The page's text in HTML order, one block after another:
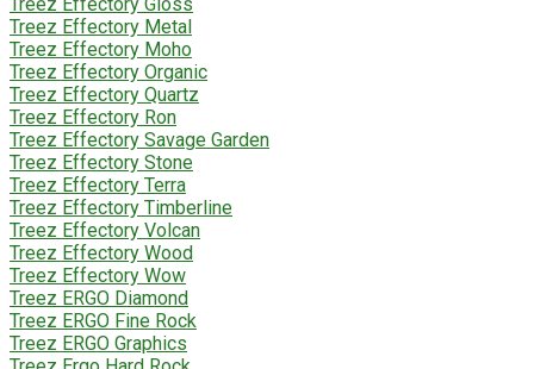
Treez Effectory Metal
Treez Effectory Moho
Treez Effectory Organic
Treez Effectory Quartz
Treez Effectory Ron
Treez Effectory Savage Garden
Treez Effectory Stone
Treez Effectory Terra
Treez Effectory Timberline
Treez Effectory Volcan
Treez Effectory Wood
Treez Effectory Wow
Treez ERGO Diamond
Treez ERGO Fine Rock
Treez ERGO Graphics